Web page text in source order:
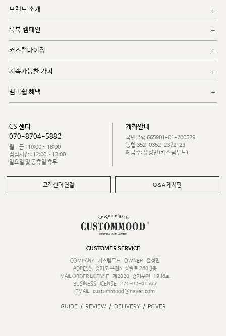
브랜드 소개
룩북 캠페인
커스텀마이징
지속가능한 가치
멤버쉽 혜택
CS 센터
070-8704-5882
월 - 금 : 10:00 ~ 18:00
점심시간 : 12:00 ~ 13:00
일요일 및 공휴일 휴무
계좌안내
국민은행 665901-01-700529
농협 352-0352-2372-23
예금주: 윤성민(커스텀무드)
고객센터 연결 Q&A 게시판
CUSTOMER SERVICE
COMPANY
커스텀무드 OWNER
윤성민
ADRESS
경기도 부천시 장말로 260 3층
MAIL ORDER LICENSE
제2020-경기부천-1936호
BUSINESS LICENSE 271-02-01565
EMAIL
custommood@naver.com
GUIDE / REVIEW / DELIVERY / PC VER